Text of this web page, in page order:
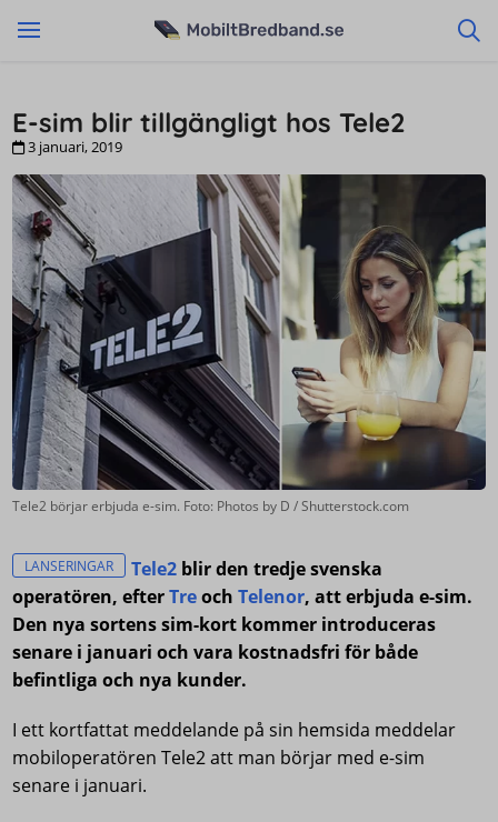
E-sim blir tillgängligt hos Tele2
3 januari, 2019
Tele2 börjar erbjuda e-sim. Foto: Photos by D / Shutterstock.com
LANSERINGAR Tele2 blir den tredje svenska
operatören, efterTreochTelenor, att erbjuda e-sim.
Den nya sortens sim-kort kommer introduceras
senare i januari och vara kostnadsfri för både
befintliga och nya kunder.
I ett kortfattat meddelande på sin hemsida meddelar
mobiloperatören Tele2 att man börjar med e-sim
senare i januari.